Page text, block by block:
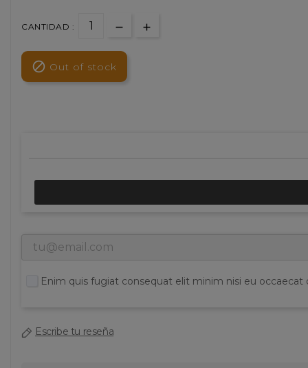
CANTIDAD :
 Out of stock
Enim quis fugiat consequat elit minim nisi eu
Escribe tu reseña